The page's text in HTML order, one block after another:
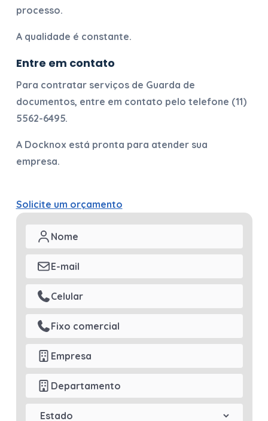
processo.
A qualidade é constante.
Entre em contato
Para contratar serviços de Guarda de
documentos, entre em contato pelo telefone (11)
5562-6495.
A Docknox está pronta para atender sua
empresa.
Solicite um orçamento